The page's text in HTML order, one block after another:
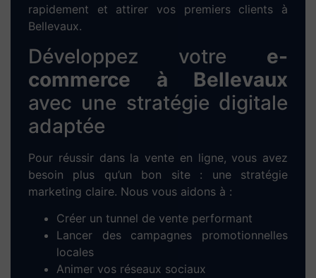
rapidement et attirer vos premiers clients à
Bellevaux.
Développez votre e-
commerce à Bellevaux
avec une stratégie digitale
adaptée
Pour réussir dans la vente en ligne, vous avez
besoin plus qu’un bon site : une stratégie
marketing claire. Nous vous aidons à :
Créer un tunnel de vente performant
Lancer des campagnes promotionnelles
locales
Animer vos réseaux sociaux